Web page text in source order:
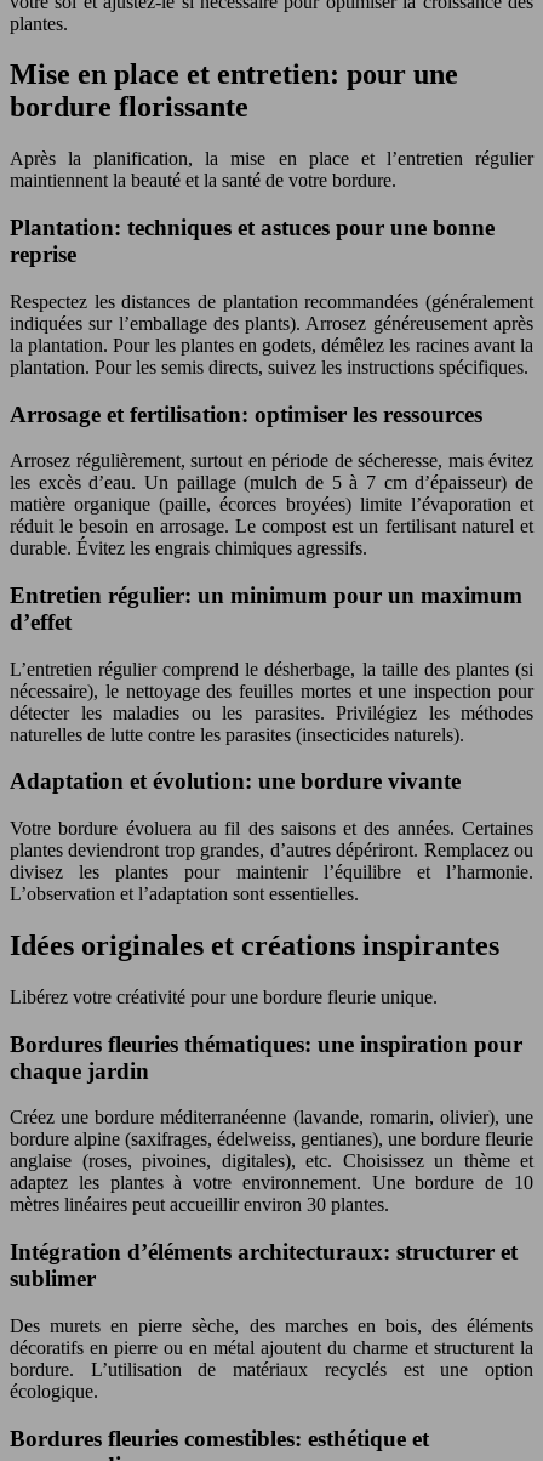
plantes.
Mise en place et entretien: pour une
bordure florissante
Après la planification, la mise en place et l’entretien régulier
maintiennent la beauté et la santé de votre bordure.
Plantation: techniques et astuces pour une bonne
reprise
Respectez les distances de plantation recommandées (généralement
indiquées sur l’emballage des plants). Arrosez généreusement après
la plantation. Pour les plantes en godets, démêlez les racines avant la
plantation. Pour les semis directs, suivez les instructions spécifiques.
Arrosage et fertilisation: optimiser les ressources
Arrosez régulièrement, surtout en période de sécheresse, mais évitez
les excès d’eau. Un paillage (mulch de 5 à 7 cm d’épaisseur) de
matière organique (paille, écorces broyées) limite l’évaporation et
réduit le besoin en arrosage. Le compost est un fertilisant naturel et
durable. Évitez les engrais chimiques agressifs.
Entretien régulier: un minimum pour un maximum
d’effet
L’entretien régulier comprend le désherbage, la taille des plantes (si
nécessaire), le nettoyage des feuilles mortes et une inspection pour
détecter les maladies ou les parasites. Privilégiez les méthodes
naturelles de lutte contre les parasites (insecticides naturels).
Adaptation et évolution: une bordure vivante
Votre bordure évoluera au fil des saisons et des années. Certaines
plantes deviendront trop grandes, d’autres dépériront. Remplacez ou
divisez les plantes pour maintenir l’équilibre et l’harmonie.
L’observation et l’adaptation sont essentielles.
Idées originales et créations inspirantes
Libérez votre créativité pour une bordure fleurie unique.
Bordures fleuries thématiques: une inspiration pour
chaque jardin
Créez une bordure méditerranéenne (lavande, romarin, olivier), une
bordure alpine (saxifrages, édelweiss, gentianes), une bordure fleurie
anglaise (roses, pivoines, digitales), etc. Choisissez un thème et
adaptez les plantes à votre environnement. Une bordure de 10
mètres linéaires peut accueillir environ 30 plantes.
Intégration d’éléments architecturaux: structurer et
sublimer
Des murets en pierre sèche, des marches en bois, des éléments
décoratifs en pierre ou en métal ajoutent du charme et structurent la
bordure. L’utilisation de matériaux recyclés est une option
écologique.
Bordures fleuries comestibles: esthétique et